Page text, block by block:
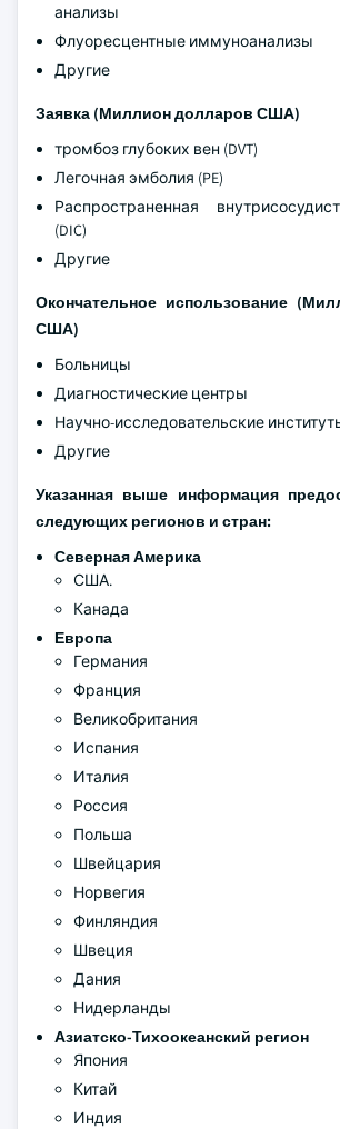
анализы
Флуоресцентные иммуноанализы
Другие
Заявка (Миллион долларов США)
тромбоз глубоких вен (DVT)
Легочная эмболия (PE)
Распространенная
(DIC)
Другие
Окончательное использование
США)
Больницы
Диагностические центры
Научно-исследовательские
Другие
Указанная выше информация
следующих регионов и стран:
Северная Америка
США.
Канада
Европа
Германия
Франция
Великобритания
Испания
Италия
Россия
Польша
Швейцария
Норвегия
Финляндия
Швеция
Дания
Нидерланды
Азиатско-Тихоокеанский регион
Япония
Китай
Индия